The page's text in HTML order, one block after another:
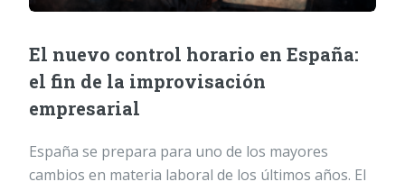
El nuevo control horario en España:
el fin de la improvisación
empresarial
España se prepara para uno de los mayores
cambios en materia laboral de los últimos años. El